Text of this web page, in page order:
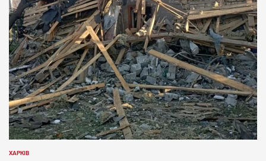
ОПУБЛІКУВАТИ
ХАРКІВ